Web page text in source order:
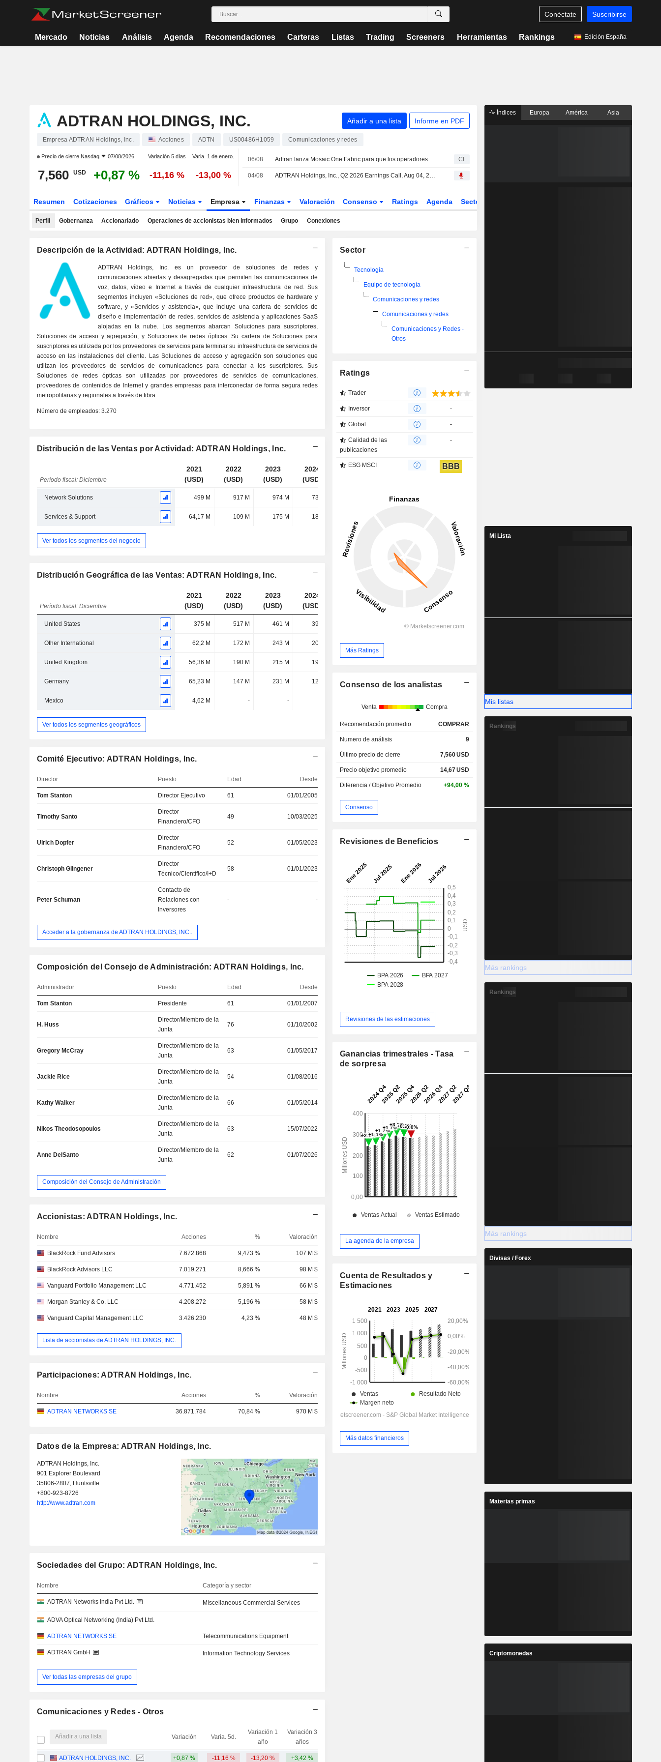
Conéctate Suscribirse
Mercado Noticias Análisis Agenda Recomendaciones Carteras Listas Trading Screeners Herramientas Rankings Edición España
ADTRAN HOLDINGS, INC. Añadir a una lista Informe en PDF
Empresa ADTRAN Holdings, Inc. Acciones ADTN US00486H1059 Comunicaciones y redes
Precio de cierre Nasdaq 07/08/2026 Variación 5 días Varia. 1 de enero.
7,560 USD +0,87 % -11,16 % -13,00 %
06/08 Adtran lanza Mosaic One Fabric para que los operadores creen sus propios agentes de inteligencia artificial y flujos de trabajo CI
04/08 ADTRAN Holdings, Inc., Q2 2026 Earnings Call, Aug 04, 2026
Resumen Cotizaciones Gráficos Noticias Empresa Finanzas Valoración Consenso Ratings Agenda Sector
Perfil Gobernanza Accionariado Operaciones de accionistas bien informados Grupo Conexiones
Descripción de la Actividad: ADTRAN Holdings, Inc.
ADTRAN Holdings, Inc. es un proveedor de soluciones de redes y
comunicaciones abiertas y desagregadas que permiten las comunicaciones de
voz, datos, vídeo e Internet a través de cualquier infraestructura de red. Sus
segmentos incluyen «Soluciones de red», que ofrece productos de hardware y
software, y «Servicios y asistencia», que incluye una cartera de servicios de
diseño e implementación de redes, servicios de asistencia y aplicaciones SaaS
alojadas en la nube. Los segmentos abarcan Soluciones para suscriptores,
Soluciones de acceso y agregación, y Soluciones de redes ópticas. Su cartera de Soluciones para
suscriptores es utilizada por los proveedores de servicios para terminar su infraestructura de servicios de
acceso en las instalaciones del cliente. Las Soluciones de acceso y agregación son soluciones que
utilizan los proveedores de servicios de comunicaciones para conectar a los suscriptores. Sus
Soluciones de redes ópticas son utilizadas por proveedores de servicios de comunicaciones,
proveedores de contenidos de Internet y grandes empresas para interconectar de forma segura redes
metropolitanas y regionales a través de fibra.
Número de empleados: 3.270
Distribución de las Ventas por Actividad: ADTRAN Holdings, Inc.
Período fiscal: Diciembre
2021
(USD)
2022
(USD)
2023
(USD)
2024
(USD)
2025
Network Solutions 499 M 917 M 974 M 739 M
Services & Support 64,17 M 109 M 175 M 184 M
Ver todos los segmentos del negocio
Distribución Geográfica de las Ventas: ADTRAN Holdings, Inc.
Período fiscal: Diciembre
2021
(USD)
2022
(USD)
2023
(USD)
2024
(USD)
2025
United States 375 M 517 M 461 M 398 M
Other International 62,2 M 172 M 243 M 209 M 260 M
United Kingdom 56,36 M 190 M 215 M 196 M
Germany 65,23 M 147 M 231 M 120 M 130 M
Mexico 4,62 M - -
Ver todos los segmentos geográficos
Comité Ejecutivo: ADTRAN Holdings, Inc.
Director Puesto Edad Desde
Tom Stanton Director Ejecutivo 61 01/01/2005
Timothy Santo
Director
Financiero/CFO
49 10/03/2025
Ulrich Dopfer
Director
Financiero/CFO
52 01/05/2023
Christoph Glingener
Director
Técnico/Científico/I+D
58 01/01/2023
Peter Schuman
Contacto de
Relaciones con
Inversores
- -
Acceder a la gobernanza de ADTRAN HOLDINGS, INC..
Composición del Consejo de Administración: ADTRAN Holdings, Inc.
Administrador Puesto Edad Desde
Tom Stanton Presidente 61 01/01/2007
H. Huss
Director/Miembro de la
Junta
76 01/10/2002
Gregory McCray
Director/Miembro de la
Junta
63 01/05/2017
Jackie Rice
Director/Miembro de la
Junta
54 01/08/2016
Kathy Walker
Director/Miembro de la
Junta
66 01/05/2014
Nikos Theodosopoulos
Director/Miembro de la
Junta
63 15/07/2022
Anne DelSanto
Director/Miembro de la
Junta
62 01/07/2026
Composición del Consejo de Administración
Accionistas: ADTRAN Holdings, Inc.
Nombre Acciones % Valoración
BlackRock Fund Advisors 7.672.868 9,473 % 107 M $
BlackRock Advisors LLC 7.019.271 8,666 % 98 M $
Vanguard Portfolio Management LLC 4.771.452 5,891 % 66 M $
Morgan Stanley & Co. LLC 4.208.272 5,196 % 58 M $
Vanguard Capital Management LLC 3.426.230 4,23 % 48 M $
Lista de accionistas de ADTRAN HOLDINGS, INC.
Participaciones: ADTRAN Holdings, Inc.
Nombre Acciones % Valoración
ADTRAN NETWORKS SE 36.871.784 70,84 % 970 M $
Datos de la Empresa: ADTRAN Holdings, Inc.
ADTRAN Holdings, Inc.
901 Explorer Boulevard
35806-2807, Huntsville
+800-923-8726
http://www.adtran.com
Sociedades del Grupo: ADTRAN Holdings, Inc.
Nombre Categoría y sector
ADTRAN Networks India Pvt Ltd. Miscellaneous Commercial Services
ADVA Optical Networking (India) Pvt Ltd.
ADTRAN NETWORKS SE Telecommunications Equipment
ADTRAN GmbH Information Technology Services
Ver todas las empresas del grupo
Comunicaciones y Redes - Otros
Añadir a una lista Variación Varia. 5d.
Variación 1
año
Variación 3
años
ADTRAN HOLDINGS, INC. +0,87 % -11,16 % -13,20 % +3,42 %
Sector
Tecnología
Equipo de tecnología
Comunicaciones y redes
Comunicaciones y redes
Comunicaciones y Redes -
Otros
Ratings
Trader
Inversor -
Global -
Calidad de las
publicaciones
-
ESG MSCI BBB
Más Ratings
Consenso de los analistas
Venta Compra
Recomendación promedio COMPRAR
Numero de análisis 9
Último precio de cierre 7,560USD
Precio objetivo promedio 14,67USD
Diferencia / Objetivo Promedio +94,00 %
Consenso
Revisiones de Beneficios
Revisiones de las estimaciones
Ganancias trimestrales - Tasa
de sorpresa
La agenda de la empresa
Cuenta de Resultados y
Estimaciones
Más datos financieros
Índices Europa América Asia
Mi Lista
Mis listas
Rankings
Más rankings
Rankings
Más rankings
Divisas / Forex
Materias primas
Criptomonedas